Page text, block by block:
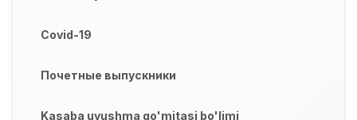
Covid-19
Почетные выпускники
Kasaba uyushma qo'mitasi bo'limi